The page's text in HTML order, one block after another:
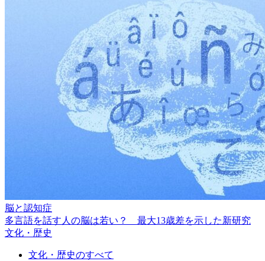
脳と認知症
多言語を話す人の脳は若い？ 最大13歳差を示した新研究
文化・歴史
文化・歴史のすべて